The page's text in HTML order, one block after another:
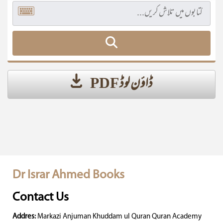
ڈاؤن لوڈ PDF
Dr Israr Ahmed Books
Contact Us
Addres: Markazi Anjuman Khuddam ul Quran Quran Academy